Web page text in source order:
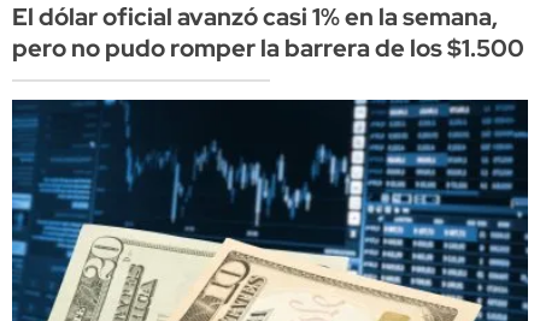
El dólar oficial avanzó casi 1% en la semana,
pero no pudo romper la barrera de los $1.500